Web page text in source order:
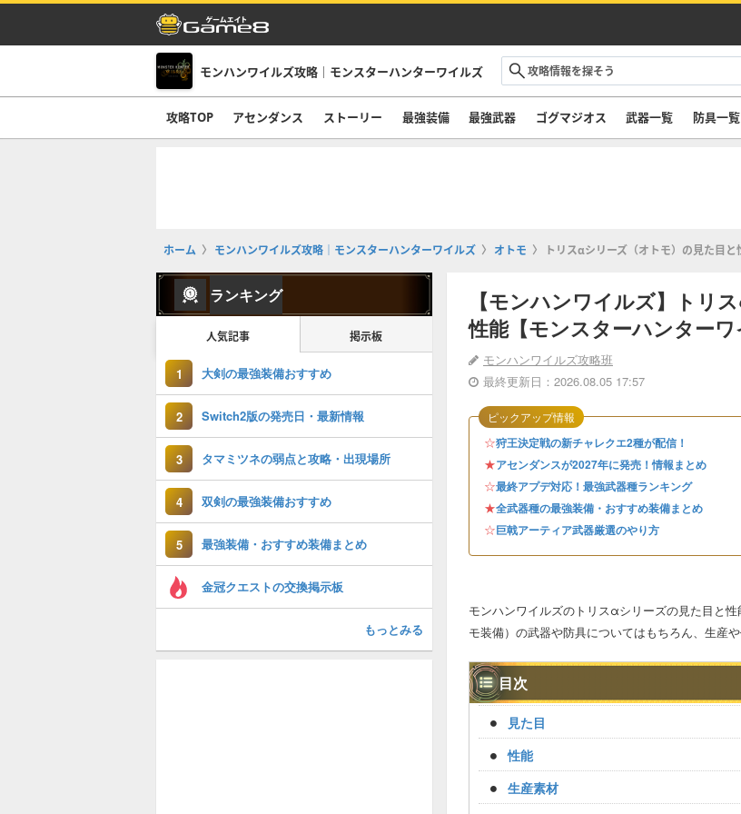
モンハンワイルズ攻略｜モンスターハンターワイルズ
攻略TOP アセンダンス ストーリー 最強装備 最強武器 ゴグマジオス 武器一覧 防具一覧
ホーム モンハンワイルズ攻略｜モンスターハンターワイルズ オトモ トリスαシリーズ（オトモ）の見た目と
【モンハンワイルズ】トリ
性能【モンスターハンターワ
モンハンワイルズ攻略班
最終更新日：2026.08.05 17:57
☆狩王決定戦の新チャレクエ2種が配信！
★アセンダンスが2027年に発売！情報まとめ
☆最終アプデ対応！最強武器種ランキング
★全武器種の最強装備・おすすめ装備まとめ
☆巨戟アーティア武器厳選のやり方
ピックアップ情報
モンハンワイルズのトリスαシリーズの見た目と
モ装備）の武器や防具についてはもちろん、生産
目次
見た目
性能
生産素材
ランキング
人気記事 掲示板
1 大剣の最強装備おすすめ
2 Switch2版の発売日・最新情報
3 タマミツネの弱点と攻略・出現場所
4 双剣の最強装備おすすめ
5 最強装備・おすすめ装備まとめ
金冠クエストの交換掲示板
もっとみる